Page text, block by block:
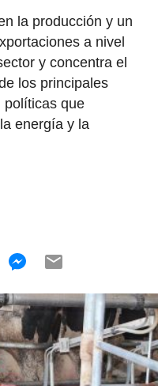
la producción y un
a nivel
y concentra el
los principales
políticas que
energía y la